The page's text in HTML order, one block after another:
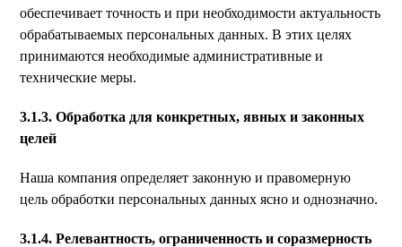
обеспечивает точность и при необходимости актуальность
обрабатываемых персональных данных. В этих целях
принимаются необходимые административные и
технические меры.
3.1.3. Обработка для конкретных, явных и законных
целей
Наша компания определяет законную и правомерную
цель обработки персональных данных ясно и однозначно.
3.1.4. Релевантность, ограниченность и соразмерность